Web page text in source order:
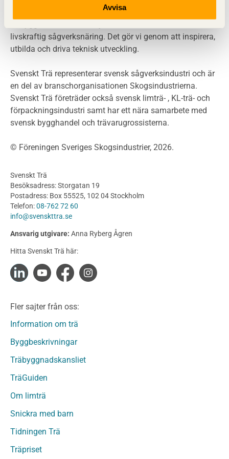
Avvisa
Miljödeklarationer och märkning
Planering
Klimatkalkylator hallar
Projektering av trähus - generellt
Byggsystem
Fasadsystem i skivmaterial
Bullerskärmar och andra utomhuskonstruktioner
Byggnation och utförande
Utförande
Produkter
Konstruktionsvirke
Konstruktionsvirke Behandlat
Konstruktionsvirke Fingerskarvat
Konstruktionsvirke Fingerskarvat Obehandlat
Limträ
Fanerträ
Fanerträ Obehandlat
Träpanel och Utvändig beklädnad Behandlat
Träpanel och utvändig beklädnad Obehandlat
Trägolv
Trägolv Obehandlat
Sågat virke
Sågat virke Behandlat
Övriga träprodukter
Svenskt Trä sprider kunskap om trä, träprodukter och
livskraftig sågverksnäring. Det gör vi genom att inspirera,
utbilda och driva teknisk utveckling.
Svenskt Trä representerar svensk sågverksindustri och är
en del av branschorganisationen Skogsindustrierna.
Svenskt Trä företräder också svensk limträ- , KL-trä- och
förpackningsindustri samt har ett nära samarbete med
svensk bygghandel och trävarugrossisterna.
© Föreningen Sveriges Skogsindustrier, 2026.
Svenskt Trä
Besöksadress: Storgatan 19
Postadress: Box 55525, 102 04 Stockholm
Telefon:08-762 72 60
info@svenskttra.se
Ansvarig utgivare: Anna Ryberg Ågren
Hitta Svenskt Trä här:
Fler sajter från oss:
Information om trä
Byggbeskrivningar
Träbyggnadskansliet
TräGuiden
Om limträ
Snickra med barn
Tidningen Trä
Träpriset